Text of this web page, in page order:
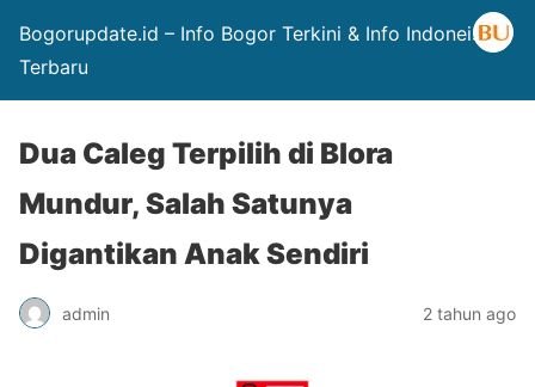
Bogorupdate.id – Info Bogor Terkini & Info Indoneisa
Terbaru
Dua Caleg Terpilih di Blora
Mundur, Salah Satunya
Digantikan Anak Sendiri
admin 2 tahun ago